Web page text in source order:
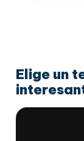
Elige un